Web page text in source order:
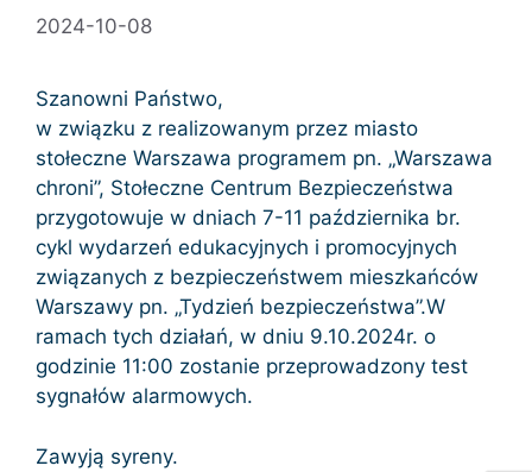
2024-10-08
Szanowni Państwo,
w związku z realizowanym przez miasto
stołeczne Warszawa programem pn. „Warszawa
chroni”, Stołeczne Centrum Bezpieczeństwa
przygotowuje w dniach 7-11 października br.
cykl wydarzeń edukacyjnych i promocyjnych
związanych z bezpieczeństwem mieszkańców
Warszawy pn. „Tydzień bezpieczeństwa”.W
ramach tych działań, w dniu 9.10.2024r. o
godzinie 11:00 zostanie przeprowadzony test
sygnałów alarmowych.
Zawyją syreny.